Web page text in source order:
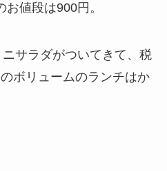
値段は900円。
サラダがついてきて、税
ボリュームのランチはか